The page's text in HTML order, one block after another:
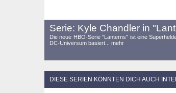
Serie: Kyle Chandler in
Die neue HBO-Serie "Lanterns" ist eine
DC-Universum basiert... mehr
DIESE SERIEN KÖNNTEN DICH AUCH